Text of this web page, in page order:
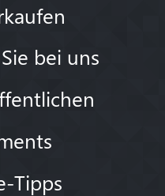
bei uns
Tipps